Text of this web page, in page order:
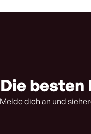
Die besten
Melde dich an und